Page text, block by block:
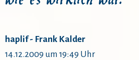
haplif - Frank Kalder
14.12.2009 um 19:49 Uhr